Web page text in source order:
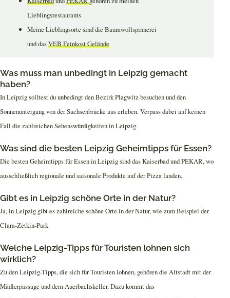
Lieblingsrestaurants
Meine Lieblingsorte sind die Baumwollspinnerei
und dasVEB Feinkost Gelände
Was muss man unbedingt in Leipzig gemacht
haben?
In Leipzig solltest du unbedingt den Bezirk Plagwitz besuchen und den
Sonnenuntergang von der Sachsenbrücke aus erleben. Verpass dabei auf keinen
Fall die zahlreichen Sehenswürdigkeiten in Leipzig.
Was sind die besten Leipzig Geheimtipps für Essen?
Die besten Geheimtipps für Essen in Leipzig sind das Kaiserbad und PEKAR, wo
ausschließlich regionale und saisonale Produkte auf der Pizza landen.
Gibt es in Leipzig schöne Orte in der Natur?
Ja, in Leipzig gibt es zahlreiche schöne Orte in der Natur, wie zum Beispiel der
Clara-Zetkin-Park.
Welche Leipzig-Tipps für Touristen lohnen sich
wirklich?
Zu den Leipzig-Tipps, die sich für Touristen lohnen, gehören die Altstadt mit der
Mädlerpassage und dem Auerbachskeller. Dazu kommt das